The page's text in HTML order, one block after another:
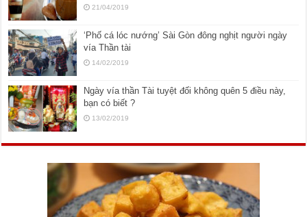
21/04/2019
‘Phố cá lóc nướng’ Sài Gòn đông nghịt người ngày
vía Thần tài
14/02/2019
Ngày vía thần Tài tuyệt đối không quên 5 điều này,
bạn có biết ?
13/02/2019